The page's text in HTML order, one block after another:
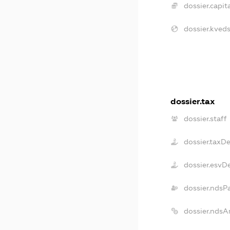
dossier.tax
dossier.staff